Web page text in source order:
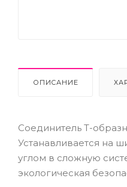
ОПИСАНИЕ
Соединитель Т-
Устанавливается на
углом в сложную
экологическая